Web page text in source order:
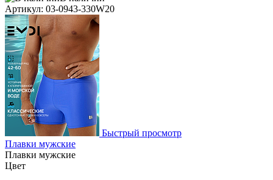
Артикул: 03-0943-330W20
Быстрый просмотр
Плавки мужские
Плавки мужские
Цвет